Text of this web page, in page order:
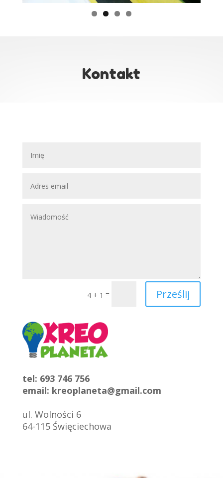
Kontakt
4 + 1 = Prześlij
tel: 693 746 756
email: kreoplaneta@gmail.com
ul. Wolności 6
64-115 Święciechowa